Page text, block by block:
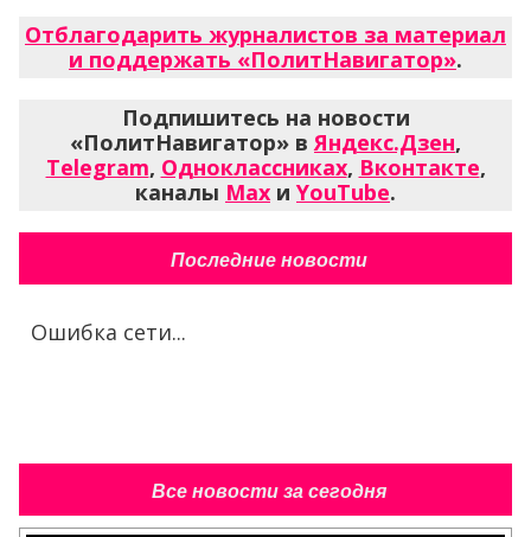
Отблагодарить журналистов за материал
и поддержать «ПолитНавигатор».
Подпишитесь на новости
«ПолитНавигатор» вЯндекс.Дзен,
Telegram, Одноклассниках, Вконтакте,
каналы Max и YouTube.
Последние новости
Ошибка сети...
Все новости за сегодня